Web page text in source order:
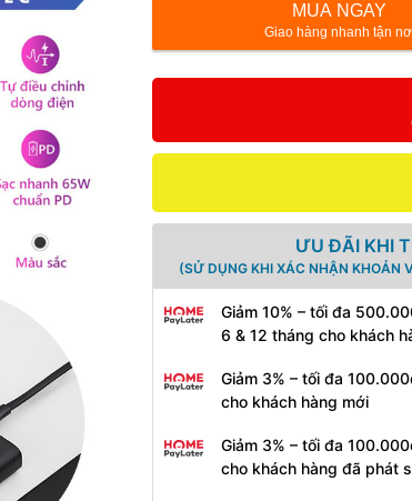
MUA NGAY
Giao hàng nhanh tận
ƯU ĐÃI KHI
(SỬ DỤNG KHI XÁC NHẬN KHOẢN
Giảm 10% – tối đa
6 & 12 tháng cho khách
Giảm 3% – tối đa
cho khách hàng mới
Giảm 3% – tối đa
cho khách hàng đã phát